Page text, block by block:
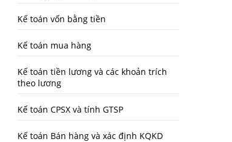
Kế toán vốn bằng tiền
Kế toán mua hàng
Kế toán tiền lương và các khoản trích
theo lương
Kế toán CPSX và tính GTSP
Kế toán Bán hàng và xác định KQKD